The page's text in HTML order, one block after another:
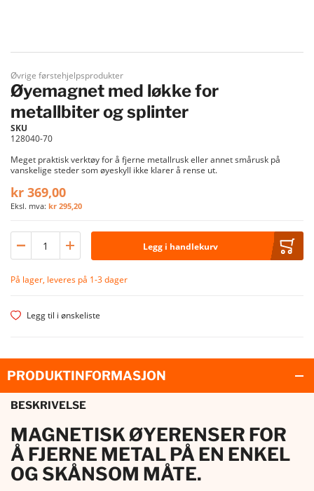
Gå til begynnelsen av bildegalleri
Øvrige førstehjelpsprodukter
Øyemagnet med løkke for
metallbiter og splinter
SKU
128040-70
Meget praktisk verktøy for å fjerne metallrusk eller annet smårusk på
vanskelige steder som øyeskyll ikke klarer å rense ut.
kr 369,00
kr 295,20
Legg i handlekurv
På lager, leveres på 1-3 dager
Legg til i ønskeliste
PRODUKTINFORMASJON
BESKRIVELSE
MAGNETISK ØYERENSER FOR
Å FJERNE METAL PÅ EN ENKEL
OG SKÅNSOM MÅTE.